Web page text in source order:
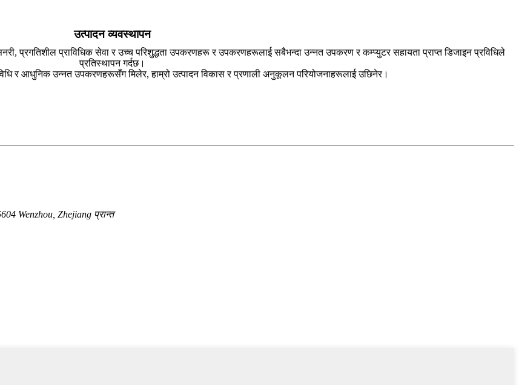
उत्पादन व्यवस्थापन
प्रगतिशील प्राविधिक सेवा र उच्च परिशुद्धता उपकरणहरू र उपकरणहरूलाई सबैभन्दा उन्नत उपकरण र कम्प्युटर सहायता प्राप्त डिजाइन प्रविधिले
प्रतिस्थापन गर्दछ।
र आधुनिक उन्नत उपकरणहरूसँग मिलेर, हाम्रो उत्पादन विकास र प्रणाली अनुकूलन परियोजनाहरूलाई उछिनेर।
Wenzhou, Zhejiang प्रान्त